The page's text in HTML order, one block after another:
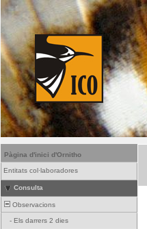
Pàgina d'inici d'Ornitho
Entitats col·laboradores
Consulta
Observacions
- Els darrers 2 dies